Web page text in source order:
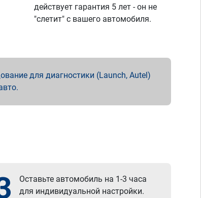
действует гарантия 5 лет - он не
"слетит" с вашего автомобиля.
для диагностики (Launch, Autel)
Оставьте автомобиль на 1-3 часа
для индивидуальной настройки.